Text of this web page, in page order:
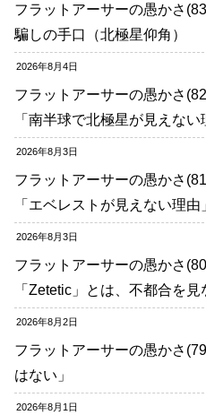
フラットアーサーの愚かさ
騙しの手口（北極星仰角）
2026年8月4日
フラットアーサーの愚かさ
「南半球で北極星が見えない
2026年8月3日
フラットアーサーの愚かさ
「エベレストが見えない理由
2026年8月3日
フラットアーサーの愚かさ
「Zetetic」とは、不都合を
2026年8月2日
フラットアーサーの愚かさ
はない」
2026年8月1日